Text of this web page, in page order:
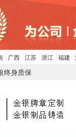
广西 江苏 浙江 福建
终身质保